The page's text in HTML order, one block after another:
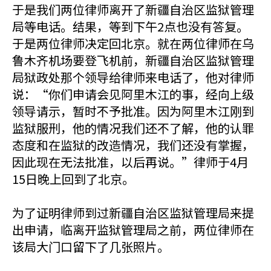
于是我们两位律师离开了新疆自治区监狱管理
局等电话。结果，等到下午2点也没有答复。
于是两位律师决定回北京。就在两位律师在乌
鲁木齐机场要登飞机前，新疆自治区监狱管理
局狱政处那个领导给律师来电话了，他对律师
说：“你们申请会见阿里木江的事，经向上级
领导请示，暂时不予批准。因为阿里木江刚到
监狱服刑，他的情况我们还不了解，他的认罪
态度和在监狱的改造情况，我们还没有掌握，
因此现在无法批准，以后再说。”律师于4月
15日晚上回到了北京。
为了证明律师到过新疆自治区监狱管理局来提
出申请，临离开监狱管理局之前，两位律师在
该局大门口留下了几张照片。